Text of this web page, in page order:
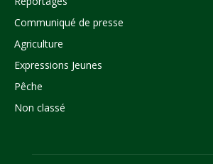
Communiqué de presse
Agriculture
Expressions Jeunes
Pêche
Non classé